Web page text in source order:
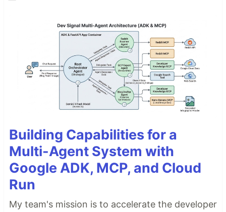
Building Capabilities for a
Multi-Agent System with
Google ADK, MCP, and Cloud
Run
My team's mission is to accelerate the developer